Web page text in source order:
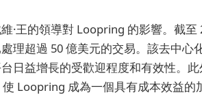
·王的領導對 Loopring 的影響。截
理超過 50 億美元的交易。該去中心
日益增長的受歡迎程度和有效性。
Loopring 成為一個具有成本效益的